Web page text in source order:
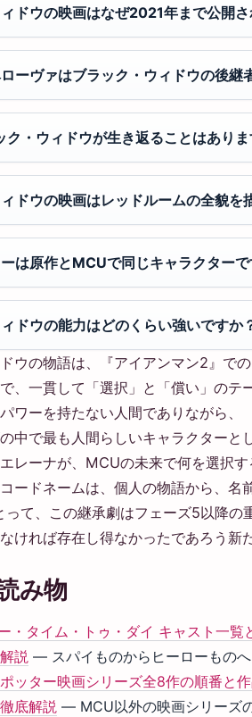
ドウの映画はなぜ2021年まで公開
ーヴァはブラック・ウィドウの後継
ク・ウィドウが生き返ることはあり
ドウの映画はレッドルームの全貌を
は原作とMCUで同じキャラクター
ドウの能力はどのくらい強いですか
ウの物語は、『アイアンマン2』で
、一貫して「選択」と「償い」のテ
ワーを持たない人間でありながら、
中で最も人間らしいキャラクターと
レーナが、MCUの未来で何を選択
ードネームは、個人の物語から、
って、この継承劇はフェーズ5以降の
ければ存在し得なかったであろう新
み物
・タイム・トゥ・ダイ キャスト一
説 — スパイものからヒーローもの
ッター映画シリーズ全8作の順番と
底解説 — MCU以外の映画シリーズ